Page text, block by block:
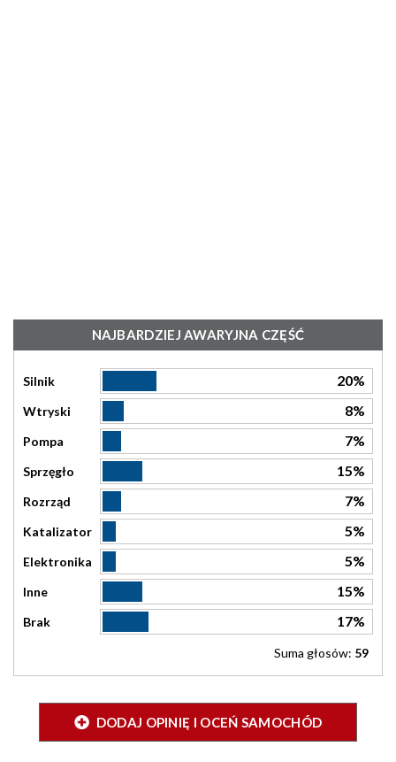
NAJBARDZIEJ AWARYJNA CZĘŚĆ
Silnik 20%
Wtryski 8%
Pompa 7%
Sprzęgło 15%
Rozrząd 7%
Katalizator 5%
Elektronika 5%
Inne 15%
Brak 17%
Suma głosów: 59
DODAJ OPINIĘ I OCEŃ SAMOCHÓD